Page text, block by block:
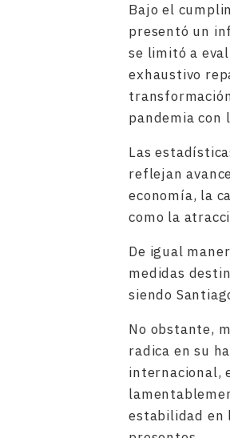
Bajo el
presentó un
se limitó a
exhaustivo
pandemia
Las
reflejan
economía, la
como la
De igual
medidas
siendo
No obstante,
radica en su
internacional,
estabilidad en